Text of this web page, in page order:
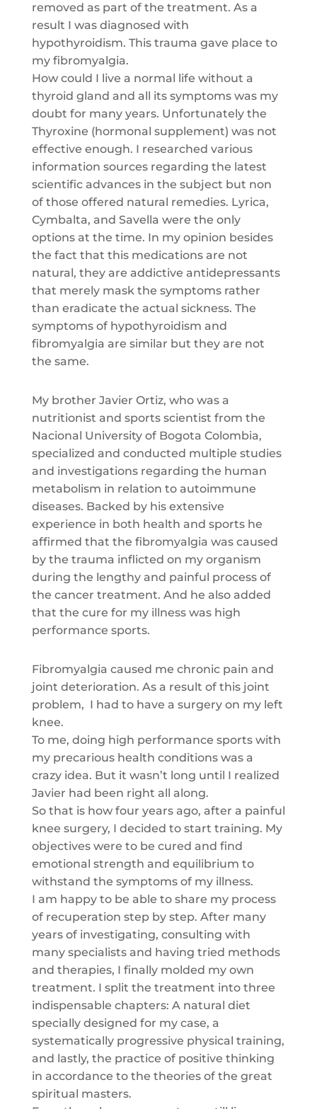
removed as part of the treatment. As a
result I was diagnosed with
hypothyroidism. This trauma gave place to
my fibromyalgia.
How could I live a normal life without a
thyroid gland and all its symptoms was my
doubt for many years. Unfortunately the
Thyroxine (hormonal supplement) was not
effective enough. I researched various
information sources regarding the latest
scientific advances in the subject but non
of those offered natural remedies. Lyrica,
Cymbalta, and Savella were the only
options at the time. In my opinion besides
the fact that this medications are not
natural, they are addictive antidepressants
that merely mask the symptoms rather
than eradicate the actual sickness. The
symptoms of hypothyroidism and
fibromyalgia are similar but they are not
the same.
My brother Javier Ortiz, who was a
nutritionist and sports scientist from the
Nacional University of Bogota Colombia,
specialized and conducted multiple studies
and investigations regarding the human
metabolism in relation to autoimmune
diseases. Backed by his extensive
experience in both health and sports he
affirmed that the fibromyalgia was caused
by the trauma inflicted on my organism
during the lengthy and painful process of
the cancer treatment. And he also added
that the cure for my illness was high
performance sports.
Fibromyalgia caused me chronic pain and
joint deterioration. As a result of this joint
problem, I had to have a surgery on my left
knee.
To me, doing high performance sports with
my precarious health conditions was a
crazy idea. But it wasn’t long until I realized
Javier had been right all along.
So that is how four years ago, after a painful
knee surgery, I decided to start training. My
objectives were to be cured and find
emotional strength and equilibrium to
withstand the symptoms of my illness.
I am happy to be able to share my process
of recuperation step by step. After many
years of investigating, consulting with
many specialists and having tried methods
and therapies, I finally molded my own
treatment. I split the treatment into three
indispensable chapters: A natural diet
specially designed for my case, a
systematically progressive physical training,
and lastly, the practice of positive thinking
in accordance to the theories of the great
spiritual masters.